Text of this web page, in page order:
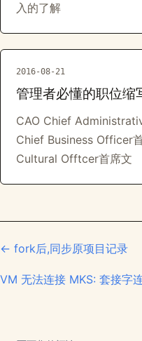
入的了解
2016-08-21
管理者必懂的职位缩
CAO Chief
Chief Business Officer
Cultural Offtcer首席文
← fork后,同步原项目记录
VM 无法连接 MKS: 套接字